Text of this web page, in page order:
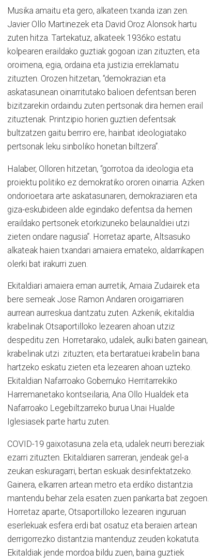
Musika amaitu eta gero, alkateen txanda izan zen.
Javier Ollo Martinezek eta David Oroz Alonsok hartu
zuten hitza. Tartekatuz, alkateek 1936ko estatu
kolpearen eraildako guztiak gogoan izan zituzten, eta
oroimena, egia, ordaina eta justizia erreklamatu
zituzten. Orozen hitzetan, “demokrazian eta
askatasunean oinarritutako balioen defentsan beren
bizitzarekin ordaindu zuten pertsonak dira hemen erail
zituztenak. Printzipio horien guztien defentsak
bultzatzen gaitu berriro ere, hainbat ideologiatako
pertsonak leku sinboliko honetan biltzera”.
Halaber, Olloren hitzetan, “gorrotoa da ideologia eta
proiektu politiko ez demokratiko ororen oinarria. Azken
ondorioetara arte askatasunaren, demokraziaren eta
giza-eskubideen alde egindako defentsa da hemen
eraildako pertsonek etorkizuneko belaunaldiei utzi
zieten ondare nagusia”. Horretaz aparte, Altsasuko
alkateak haien txandari amaiera emateko, aldarrikapen
olerki bat irakurri zuen.
Ekitaldiari amaiera eman aurretik, Amaia Zudairek eta
bere semeak Jose Ramon Andaren oroigarriaren
aurrean aurreskua dantzatu zuten. Azkenik, ekitaldia
krabelinak Otsaportilloko lezearen ahoan utziz
despeditu zen. Horretarako, udalek, aulki baten gainean,
krabelinak utzi zituzten; eta bertaratuei krabelin bana
hartzeko eskatu zieten eta lezearen ahoan uzteko.
Ekitaldian Nafarroako Gobernuko Herritarrekiko
Harremanetako kontseilaria, Ana Ollo Hualdek eta
Nafarroako Legebiltzarreko burua Unai Hualde
Iglesiasek parte hartu zuten.
COVID-19 gaixotasuna zela eta, udalek neurri bereziak
ezarri zituzten. Ekitaldiaren sarreran, jendeak gel-a
zeukan eskuragarri, bertan eskuak desinfektatzeko.
Gainera, elkarren artean metro eta erdiko distantzia
mantendu behar zela esaten zuen pankarta bat zegoen.
Horretaz aparte, Otsaportilloko lezearen inguruan
eserlekuak esfera erdi bat osatuz eta beraien artean
derrigorrezko distantzia mantenduz zeuden kokatuta.
Ekitaldiak jende mordoa bildu zuen, baina guztiek